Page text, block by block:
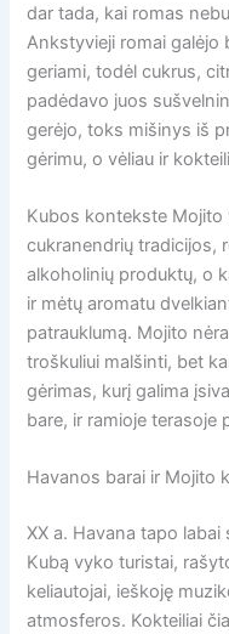
dar tada, kai romas
Ankstyvieji romai galėjo
geriami, todėl cukrus,
padėdavo juos
gerėjo, toks mišinys iš
gėrimu, o vėliau ir
Kubos kontekste Mojito
cukranendrių tradicijos,
alkoholinių produktų, o
ir mėtų aromatu
patrauklumą. Mojito
troškuliui malšinti, bet
gėrimas, kurį galima
bare, ir ramioje terasoje
Havanos barai ir Mojito
XX a. Havana tapo
Kubą vyko turistai,
keliautojai, ieškoję
atmosferos. Kokteiliai